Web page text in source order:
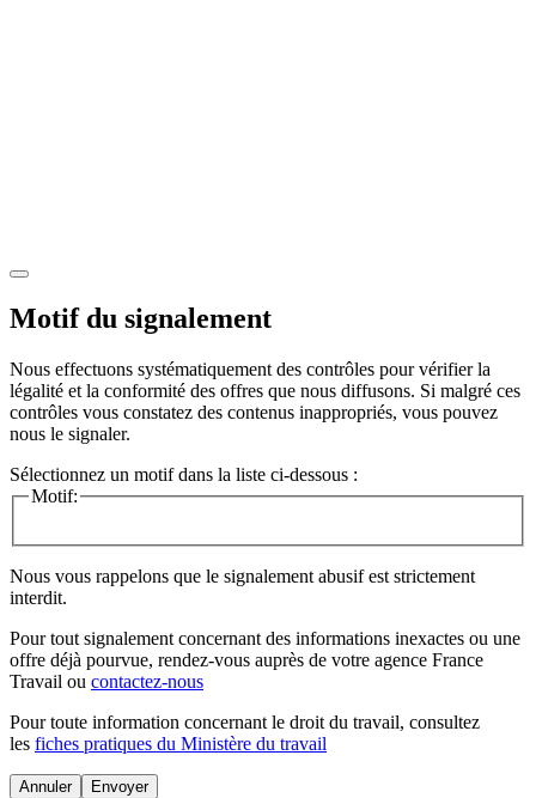
Motif du signalement
Nous effectuons systématiquement des contrôles pour vérifier la
légalité et la conformité des offres que nous diffusons. Si malgré ces
contrôles vous constatez des contenus inappropriés, vous pouvez
nous le signaler.
Sélectionnez un motif dans la liste ci-dessous :
Motif:
Nous vous rappelons que le signalement abusif est strictement
interdit.
Pour tout signalement concernant des informations inexactes ou une
offre déjà pourvue, rendez-vous auprès de votre agence France
Travail ou contactez-nous
Pour toute information concernant le droit du travail, consultez
les fiches pratiques du Ministère du travail
Annuler